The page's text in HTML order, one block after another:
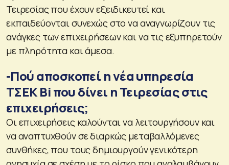
Τειρεσίας που έχουν εξειδικευτεί και
εκπαιδεύονται συνεχώς στο να αναγνωρίζουν τις
ανάγκες των επιχειρήσεων και να τις εξυπηρετούν
με πληρότητα και άμεσα.
-Πού αποσκοπεί η νέα υπηρεσία
ΤΣΕΚ Bi που δίνει η Τειρεσίας στις
επιχειρήσεις;
Οι επιχειρήσεις καλούνται να λειτουργήσουν και
να αναπτυχθούν σε διαρκώς μεταβαλλόμενες
συνθήκες, που τους δημιουργούν γενικότερη